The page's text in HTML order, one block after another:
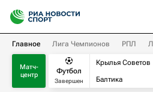
Главное Лига Чемпионов РПЛ
Матч-
центр
Футбол
Завершен
Крылья Советов
Балтика